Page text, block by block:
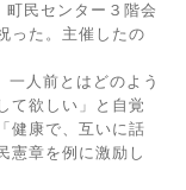
町民センター３階会
った。主催したの
一人前とはどのよう
て欲しい」と自覚
健康で、互いに話
憲章を例に激励し